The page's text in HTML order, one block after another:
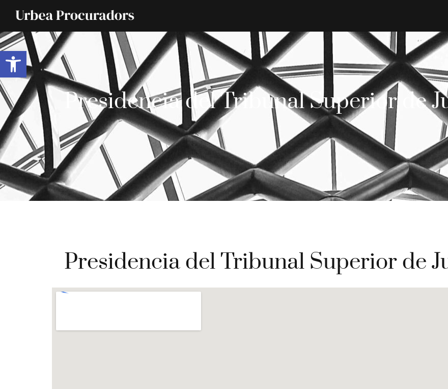
Abrir barra de herramientas
Presidencia del Tribunal Superior de
Presidencia del Tribunal Superior de